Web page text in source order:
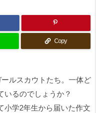
Copy
ルスカウトたち。一体ど
いるのでしょうか？
小学2年生から届いた作文